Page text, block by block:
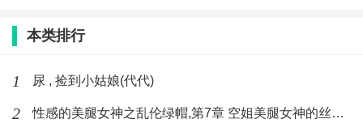
本类排行
1 尿 , 捡到小姑娘(代代)
2 性感的美腿女神之乱伦绿帽,第7章 空姐美腿女神的丝袜足交